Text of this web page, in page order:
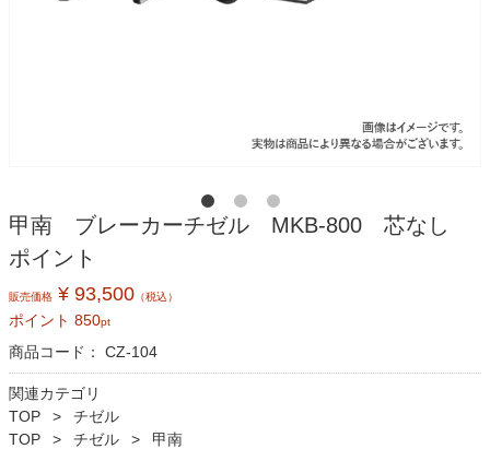
甲南 ブレーカーチゼル MKB-800 芯なし
ポイント
販売価格 ¥ 93,500 （税込）
ポイント 850pt
商品コード： CZ-104
関連カテゴリ
TOP
チゼル
TOP
チゼル 甲南